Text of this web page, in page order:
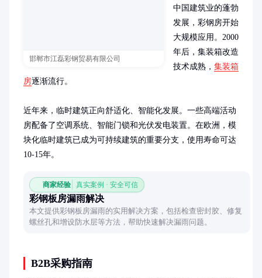
邯郸市江磊彩钢贸易有限公司
中国建筑业的蓬勃
发展，彩钢房开始
大规模应用。2000
年后，集装箱改造
技术成熟， 集装箱
房逐渐流行。
近年来，临时建筑正向舒适化、智能化发展。一些高端活动
房配备了空调系统、智能门锁和光伏发电装置。在欧洲，模
块化临时建筑已成为可持续建筑的重要分支，使用寿命可达
10-15年。
商家经验 真实案例 · 安全可信
彩钢板房漏雨解决
本文提供彩钢板房漏雨的实用解决方案，包括检查密封胶、修复
螺丝孔和增设防水层等方法，帮助快速解决漏雨问题。
B2B采购指南